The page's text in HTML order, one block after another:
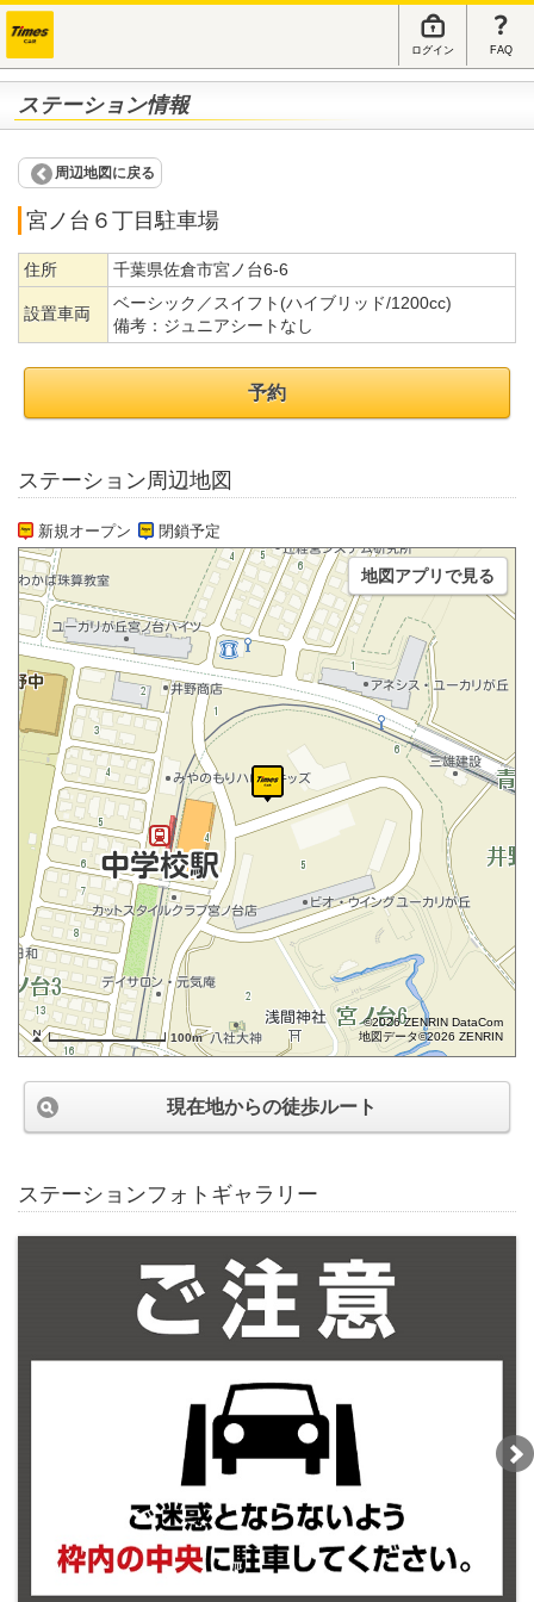
ログイン FAQ
ステーション情報
周辺地図に戻る
宮ノ台６丁目駐車場
住所 千葉県佐倉市宮ノ台6-6
設置車両
ベーシック／スイフト(ハイブリッド/1200cc)
備考： ジュニアシートなし
予約
ステーション周辺地図
新規オープン 閉鎖予定
100m
©2026 ZENRIN DataCom
地図データ©2026 ZENRIN
地図アプリで見る
現在地からの徒歩ルート
ステーションフォトギャラリー